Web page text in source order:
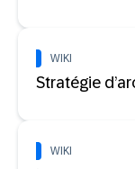
WIKI
Stratégie
WIKI